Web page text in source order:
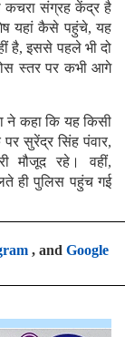
कचरा संग्रह केंद्र है
यहां कैसे पहुंचे, यह
है, इससे पहले भी दो
स्तर पर कभी आगे
ने कहा कि यह किसी
सुरेंद्र सिंह पंवार,
मौजूद रहे। वहीं,
ही पुलिस पहुंच गई
, and Google